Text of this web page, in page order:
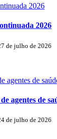
2026
2026
de julho de 2026
agentes de
agentes de
de julho de 2026